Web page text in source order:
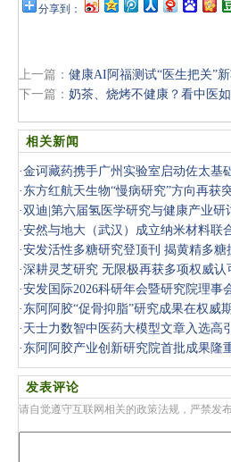
分享到：
上一篇： 健康AI阿福测试“医生把关”
下一篇： 奶茶、烧烤不健康？看中医
相关新闻
·金诃藏药携手广州实验室启动佐太基
赋能藏医
· 东方红航天生物“慢病研究”方向再获
·双迪|第六届氢医学研究与健康产业研
·安然与地大（武汉）成立纳米材料联
·安发活性多糖研究登顶刊 揭黄精多糖
·深耕灵芝研究 无限极再获多项权威认
·安发国际2026科研年会暨研究院理事
· 东阿阿胶“促骨抑脂”研究成果在权威
· 天士力数智中医药大模型文章入选高
· 东阿阿胶产业创新研究院首批成果隆
发表评论
请自觉遵守互联网相关的政策法规，严禁发